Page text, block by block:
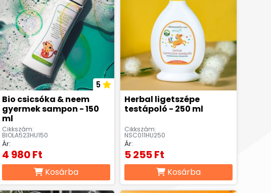
5
Bio csicsóka & neem
gyermek sampon - 150
ml
Cikkszám:
BIOLA523HU150
Ár:
4 980 Ft
Kosárba
Herbal ligetszépe
testápoló - 250 ml
Cikkszám:
NSC011HU250
Ár:
5 255 Ft
Kosárba